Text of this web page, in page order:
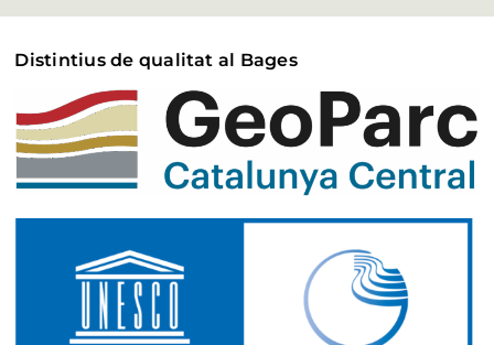
Distintius de qualitat al Bages